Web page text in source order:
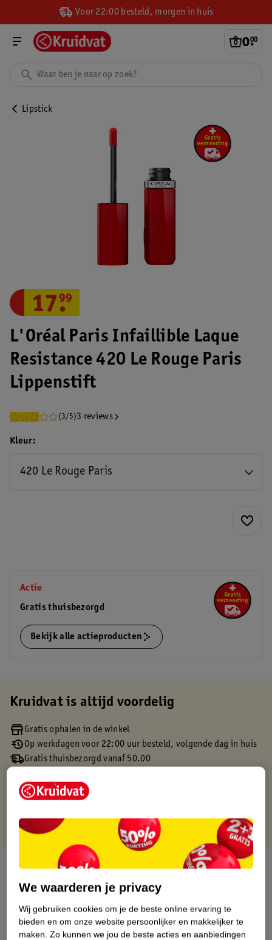
Voor 22:00 besteld, morgen in huis
0.
00
Lipstick
L'Oréal Paris Infaillible Laque
Resistance 420 Le Rouge Paris
Lippenstift
(3/5)3 reviews
17.
99
Kleur
420 Le Rouge Paris
Actie
Gratis thuisbezorgd
Bekijk alle actieproducten
Kruidvat is altijd voordelig
Gratis ophalen in de winkel
Op werkdagen voor 22:00 uur besteld, volgende dag in huis
Gratis thuisbezorgd vanaf 50.00
Gratis punten met je Kruidvat kaart
Over dit product
Productinformatie
Etiketinformatie
We waarderen je privacy
Wij gebruiken cookies om je de beste online ervaring te
bieden en om onze website persoonlijker en makkelijker te
maken. Zo kunnen we jou de beste acties en aanbiedingen